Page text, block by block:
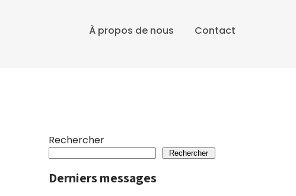
À propos de nous Contact
Rechercher
Rechercher
Derniers messages